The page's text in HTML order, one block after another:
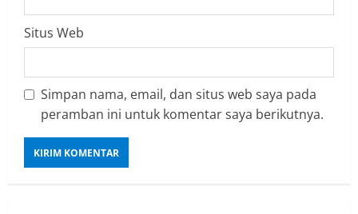
Situs Web
Simpan nama, email, dan situs web saya pada
peramban ini untuk komentar saya berikutnya.